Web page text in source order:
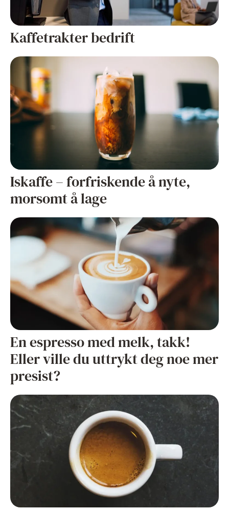
Kaffetrakter bedrift
Iskaffe – forfriskende å nyte,
morsomt å lage
En espresso med melk, takk!
Eller ville du uttrykt deg noe mer
presist?